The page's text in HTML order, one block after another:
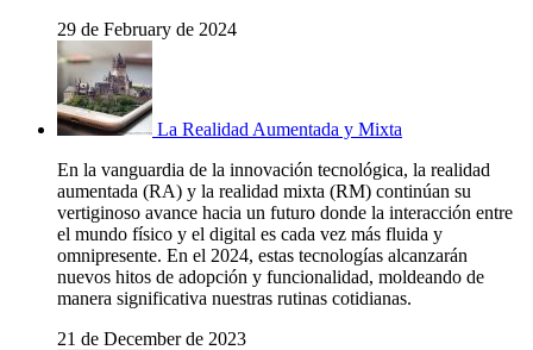
29 de February de 2024
La Realidad Aumentada y Mixta
En la vanguardia de la innovación tecnológica, la realidad
aumentada (RA) y la realidad mixta (RM) continúan su
vertiginoso avance hacia un futuro donde la interacción entre
el mundo físico y el digital es cada vez más fluida y
omnipresente. En el 2024, estas tecnologías alcanzarán
nuevos hitos de adopción y funcionalidad, moldeando de
manera significativa nuestras rutinas cotidianas.
21 de December de 2023